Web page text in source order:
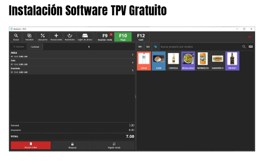
Instalación Software TPV Gratuito